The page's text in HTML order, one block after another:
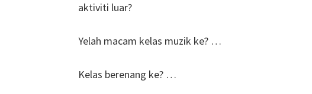
aktiviti luar?
Yelah macam kelas muzik ke? …
Kelas berenang ke? …